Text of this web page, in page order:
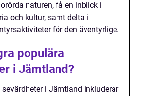
naturen, få en inblick i
och kultur, samt delta i
för den äventyrlige.
populära
i Jämtland?
sevärdheter i Jämtland inkluderar